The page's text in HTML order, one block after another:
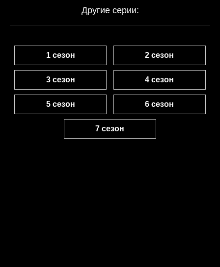
Другие серии:
1 сезон 2 сезон
3 сезон 4 сезон
5 сезон 6 сезон
7 сезон